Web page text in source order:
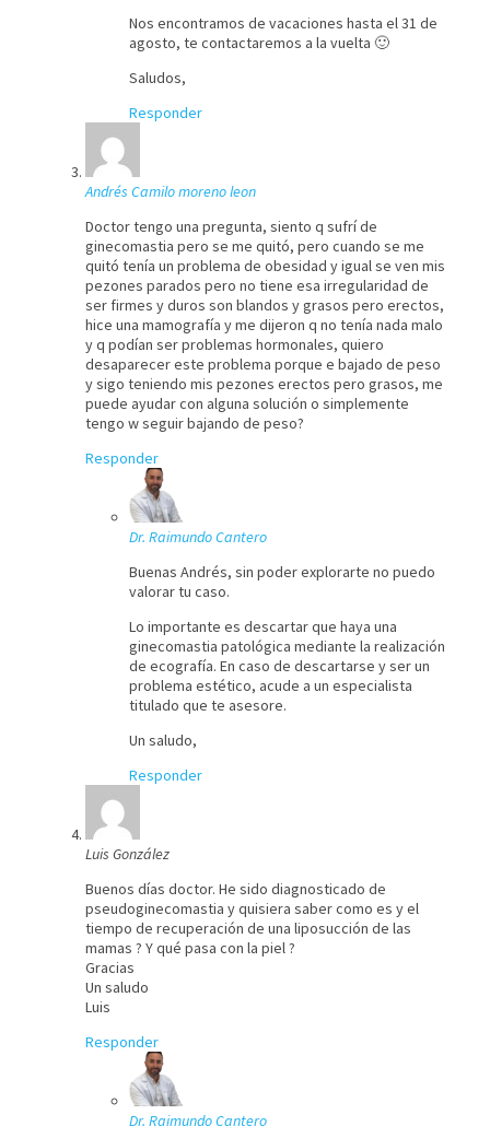
Nos encontramos de vacaciones hasta el 31 de
agosto, te contactaremos a la vuelta 🙂
Saludos,
Responder
Andrés Camilo moreno leon
Doctor tengo una pregunta, siento q sufrí de
ginecomastia pero se me quitó, pero cuando se me
quitó tenía un problema de obesidad y igual se ven mis
pezones parados pero no tiene esa irregularidad de
ser firmes y duros son blandos y grasos pero erectos,
hice una mamografía y me dijeron q no tenía nada malo
y q podían ser problemas hormonales, quiero
desaparecer este problema porque e bajado de peso
y sigo teniendo mis pezones erectos pero grasos, me
puede ayudar con alguna solución o simplemente
tengo w seguir bajando de peso?
Responder
Dr. Raimundo Cantero
Buenas Andrés, sin poder explorarte no puedo
valorar tu caso.
Lo importante es descartar que haya una
ginecomastia patológica mediante la realización
de ecografía. En caso de descartarse y ser un
problema estético, acude a un especialista
titulado que te asesore.
Un saludo,
Responder
Luis González
Buenos días doctor. He sido diagnosticado de
pseudoginecomastia y quisiera saber como es y el
tiempo de recuperación de una liposucción de las
mamas ? Y qué pasa con la piel ?
Gracias
Un saludo
Luis
Responder
Dr. Raimundo Cantero